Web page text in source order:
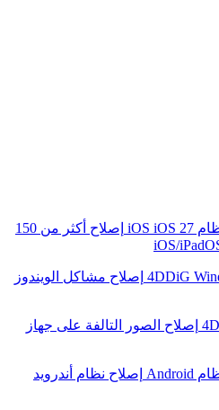
iOS 27
إصلاح أكثر من 150
4DDiG إصلاح مشاكل الويندوز
إصلاح الصور التالفة على جهاز
إصلاح نظام أندرويد